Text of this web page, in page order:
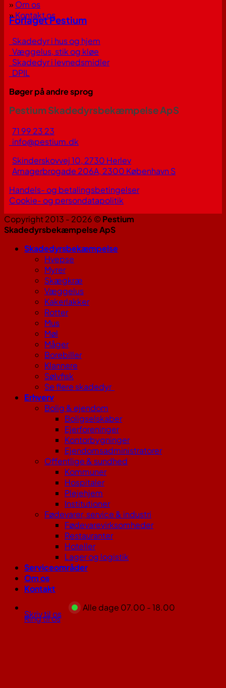
» Om os
»Kontakt os
Forlaget Pestium
Skadedyr i hus og hjem
Væggelus, stik og kløe
Skadedyr i levnedsmidler
DPIL
Bøger på andre sprog
Pestium Skadedyrsbekæmpelse ApS
71 99 23 23
info@pestium.dk
Skinderskovvej 10, 2730 Herlev
Amagerbrogade 206A, 2300 København S
Handels- og betalingsbetingelser
Cookie- og persondatapolitik
Copyright 2013 - 2026 ©Pestium
Skadedyrsbekæmpelse ApS
Skadedyrsbekæmpelse
Hvepse
Myrer
Skægkræ
Væggelus
Kakerlakker
Rotter
Mus
Møl
Måger
Borebiller
Klannere
Sølvfisk
Se flere skadedyr
Erhverv
Bolig & ejendom
Boligselskaber
Ejerforeninger
Kontorbygninger
Ejendomsadministratorer
Offentlige & sundhed
Kommuner
Hospitaler
Plejehjem
Institutioner
Fødevarer, service & industri
Fødevarevirksomheder
Restauranter
Hoteller
Lager og logistik
Serviceområder
Om os
Kontakt
Alle dage 07.00 - 18.00
Ring til os
Skriv til os